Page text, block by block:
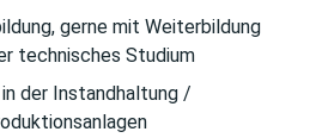
gerne mit Weiterbildung
technisches Studium
der Instandhaltung /